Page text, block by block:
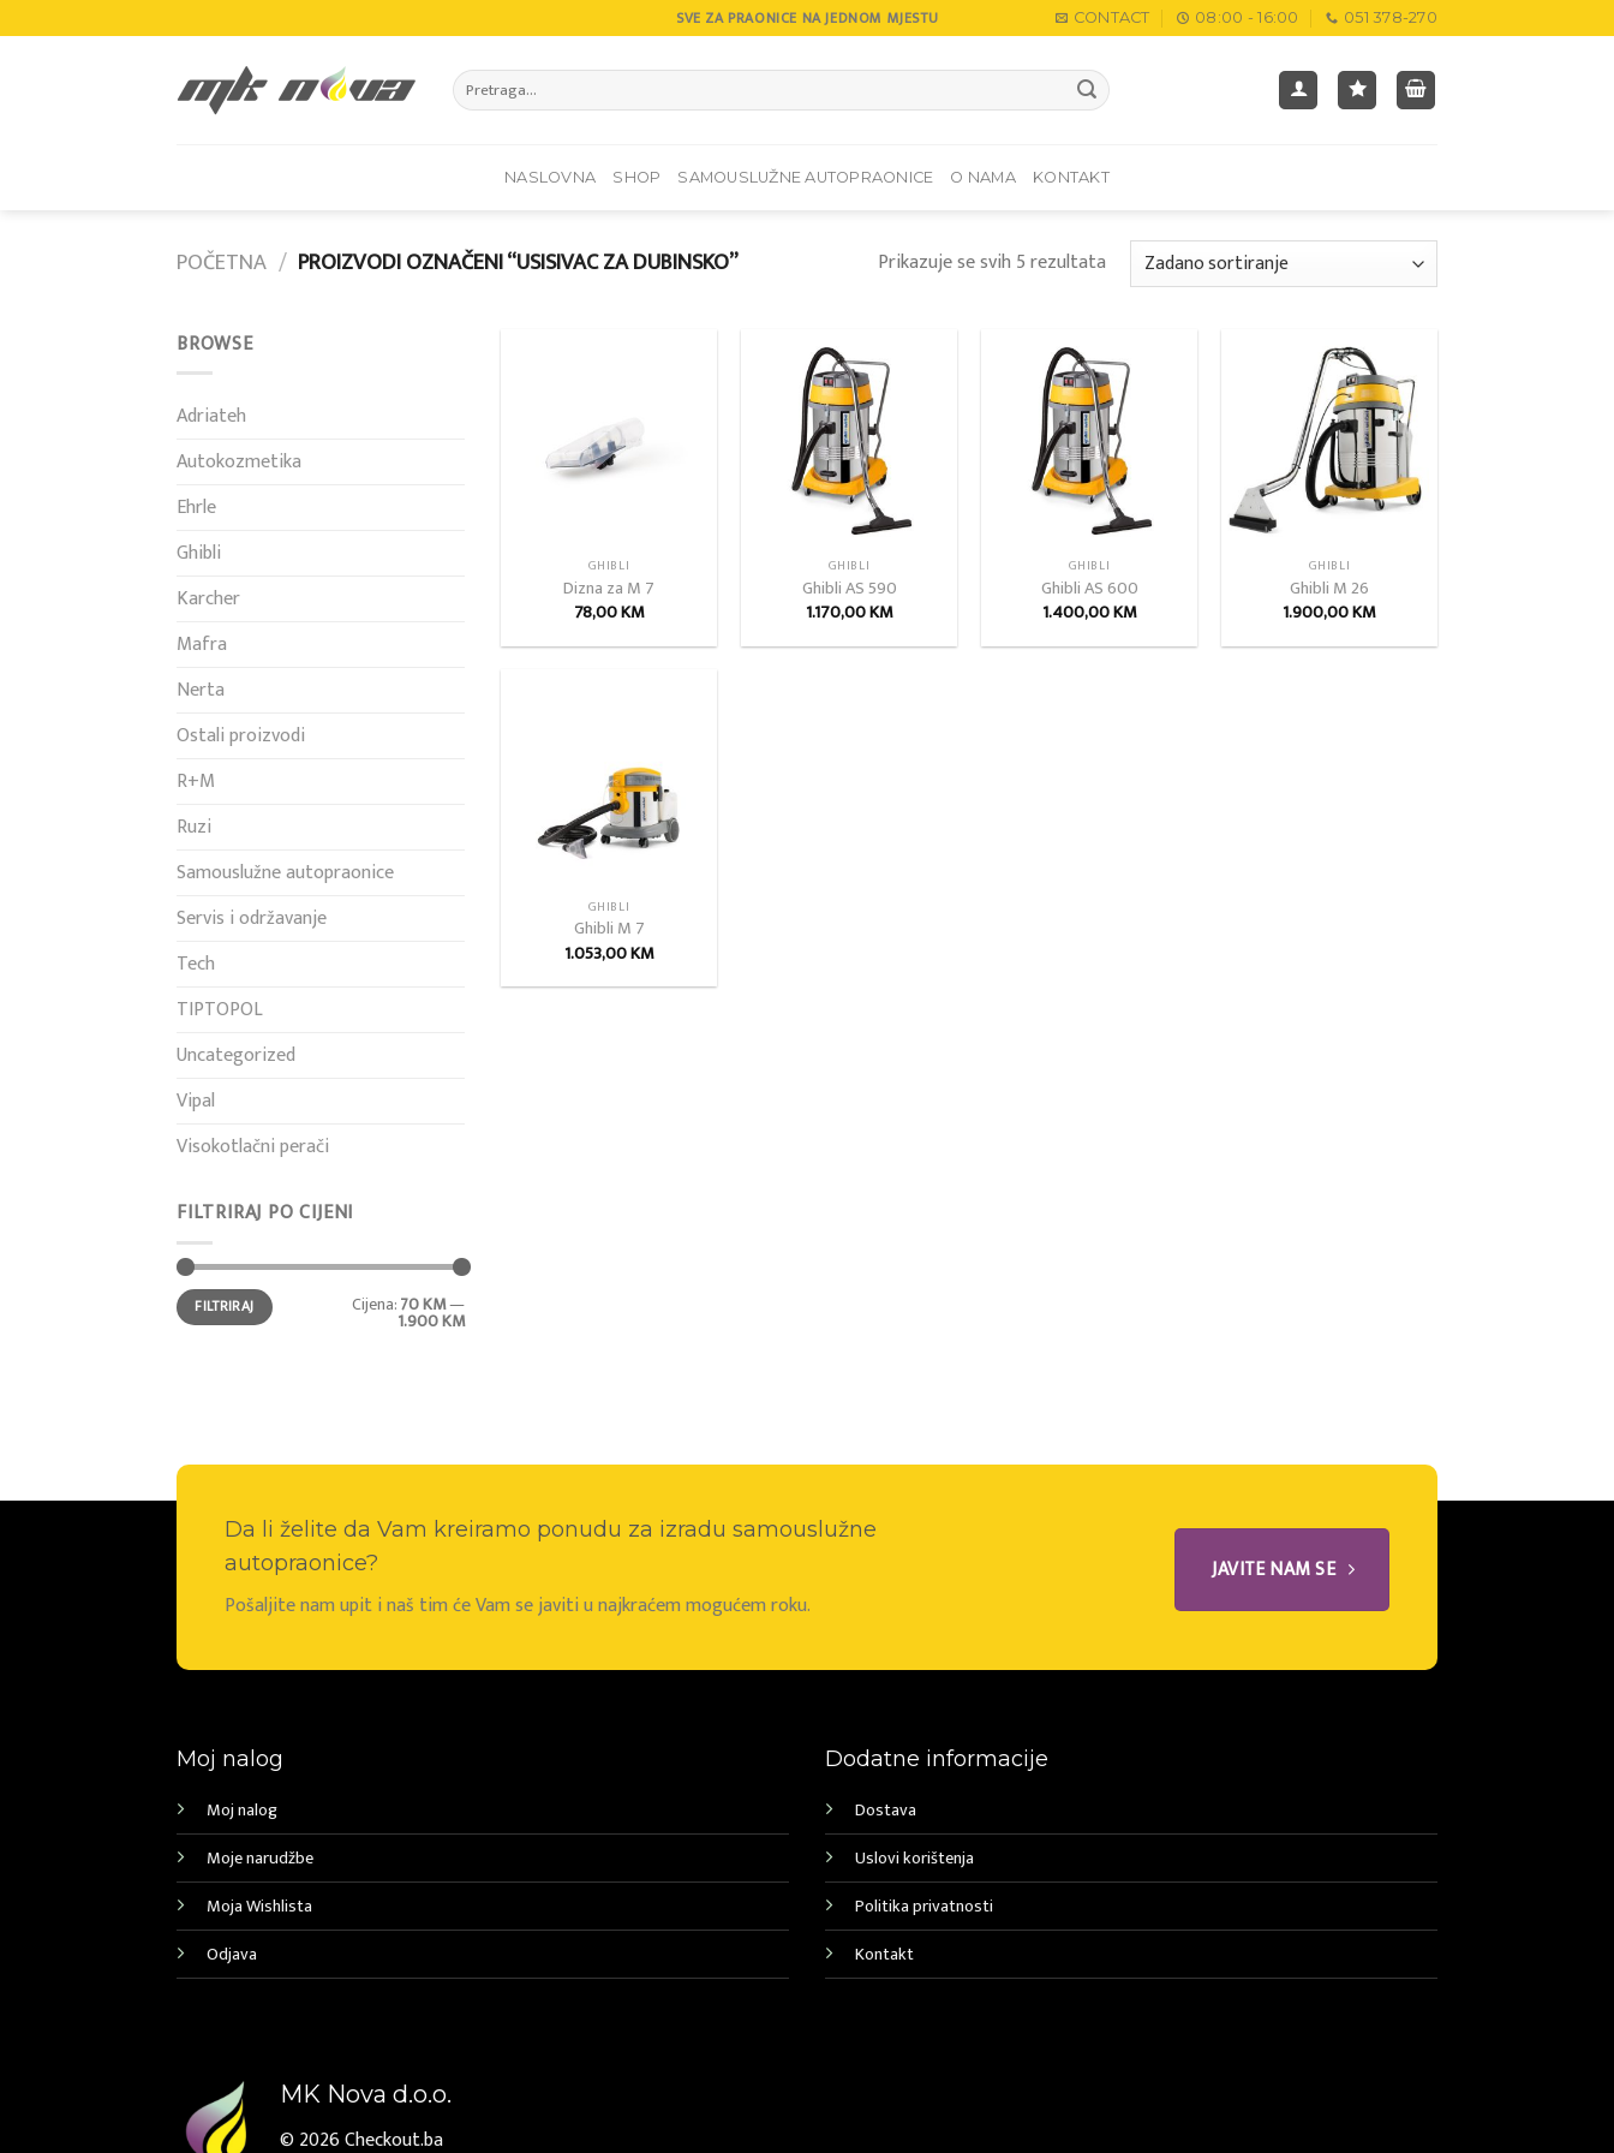
to
SVE ZA PRAONICE NA JEDNOM MJESTU CONTACT 08:00 - 16:00 051 378-270
Pretraži:
NASLOVNA SHOP SAMOUSLUŽNE AUTOPRAONICE O NAMA KONTAKT
POČETNA / PROIZVODI OZNAČENI “USISIVAC ZA DUBINSKO” Prikazuje se svih 5 rezultata
BROWSE
Adriateh
Autokozmetika
Ehrle
Ghibli
Karcher
Mafra
Nerta
Ostali proizvodi
R+M
Ruzi
Samouslužne autopraonice
Servis i održavanje
Tech
TIPTOPOL
Uncategorized
Vipal
Visokotlačni perači
FILTRIRAJ PO CIJENI
Min
cijena
Maks
cijenaFILTRIRAJ Cijena:70 KM—
1.900 KM
GHIBLI
Dizna za M 7
78,00KM
GHIBLI
Ghibli AS 590
1.170,00KM
GHIBLI
Ghibli AS 600
1.400,00KM
Add to
wishlist
GHIBLI
Ghibli M 26
1.900,00KM
GHIBLI
Ghibli M 7
1.053,00KM
Da li želite da Vam kreiramo ponudu za izradu samouslužne
autopraonice?
Pošaljite nam upit i naš tim će Vam se javiti u najkraćem mogućem roku.
JAVITE NAM SE
Moj nalog
Moj nalog
Moje narudžbe
Moja Wishlista
Odjava
Dodatne informacije
Dostava
Uslovi korištenja
Politika privatnosti
Kontakt
MK Nova d.o.o.
© 2026Checkout.ba